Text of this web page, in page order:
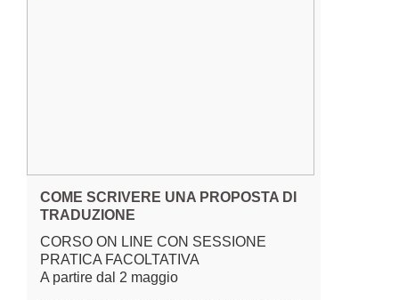
COME SCRIVERE UNA PROPOSTA DI
TRADUZIONE
CORSO ON LINE CON SESSIONE
PRATICA FACOLTATIVA
A partire dal 2 maggio